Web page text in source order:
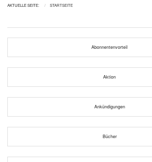
AKTUELLE SEITE: STARTSEITE
Abonnentenvorteil
Aktion
Ankündigungen
Bücher